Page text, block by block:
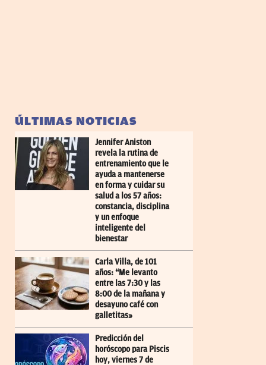
ÚLTIMAS NOTICIAS
Jennifer Aniston
revela la rutina de
entrenamiento que le
ayuda a mantenerse
en forma y cuidar su
salud a los 57 años:
constancia, disciplina
y un enfoque
inteligente del
bienestar
Carla Villa, de 101
años: “Me levanto
entre las 7:30 y las
8:00 de la mañana y
desayuno café con
galletitas»
Predicción del
horóscopo para Piscis
hoy, viernes 7 de